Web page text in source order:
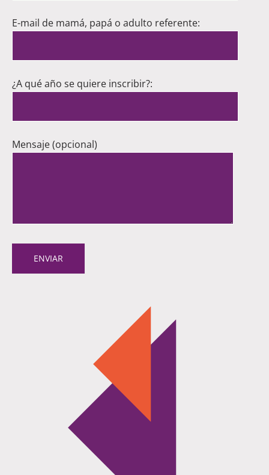
E-mail de mamá, papá o adulto referente:
¿A qué año se quiere inscribir?:
Mensaje (opcional)